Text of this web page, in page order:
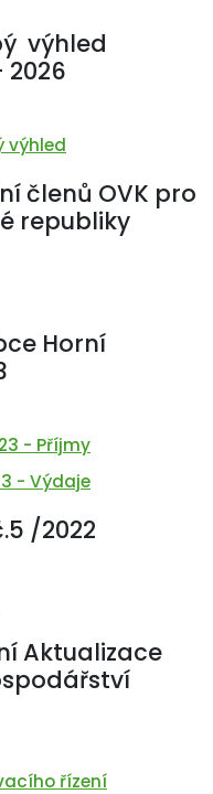
výhled
2026
výhled
členů OVK pro
republiky
Horní
- Příjmy
- Výdaje
/2022
Aktualizace
řízení